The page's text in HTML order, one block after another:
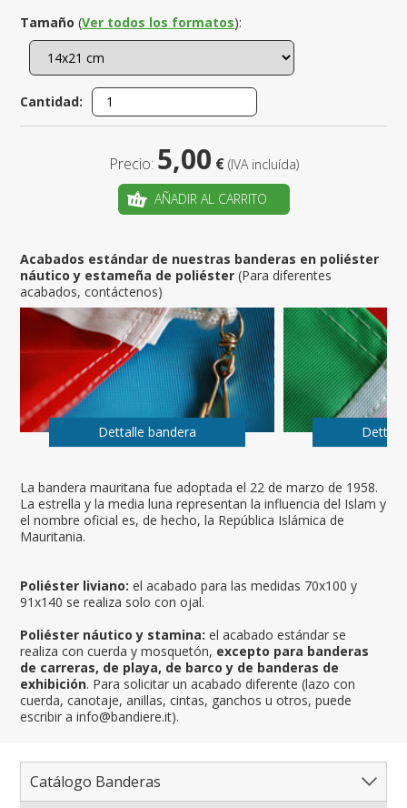
La bandera mauritana fue adoptada el 22 de marzo de 1958.
La estrella y la media luna representan la influencia del Islam y
el nombre oficial es, de hecho, la República Islámica de
Mauritania.
Poliéster liviano: el acabado para las medidas 70x100 y
91x140 se realiza solo con ojal.
Poliéster náutico y stamina: el acabado estándar se
realiza con cuerda y mosquetón, excepto para banderas
de carreras, de playa, de barco y de banderas de
exhibición. Para solicitar un acabado diferente (lazo con
cuerda, canotaje, anillas, cintas, ganchos u otros, puede
escribir a info@bandiere.it).
Tamaño (Ver todos los formatos):
Cantidad:
Precio: 5,00 € (IVA incluída)
AÑADIR AL CARRITO
Acabados estándar de nuestras banderas en poliéster
náutico y estameña de poliéster (Para diferentes
acabados, contáctenos)
Dettalle bandera
Catálogo Banderas